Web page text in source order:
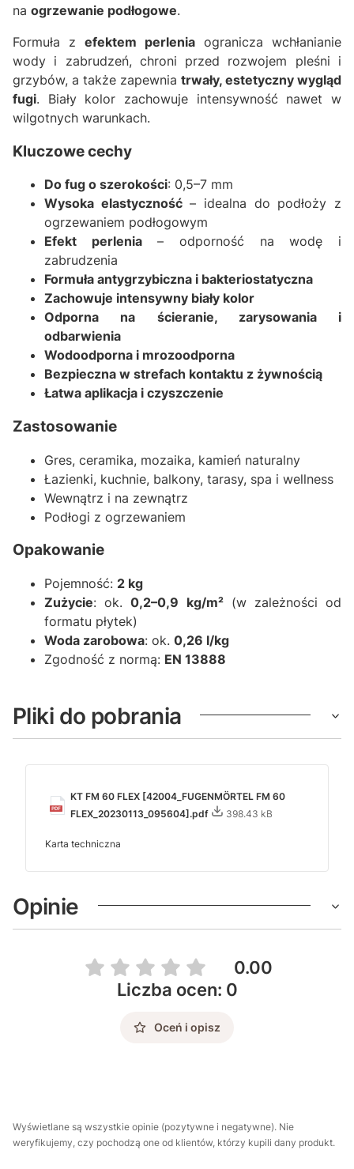
na ogrzewanie podłogowe.
Formuła z efektem perlenia ogranicza wchłanianie
wody i zabrudzeń, chroni przed rozwojem pleśni i
grzybów, a także zapewnia trwały, estetyczny wygląd
fugi. Biały kolor zachowuje intensywność nawet w
wilgotnych warunkach.
Kluczowe cechy
Do fug o szerokości: 0,5–7 mm
Wysoka elastyczność– idealna do podłoży z
ogrzewaniem podłogowym
Efekt perlenia– odporność na wodę i
zabrudzenia
Formuła antygrzybiczna i bakteriostatyczna
Zachowuje intensywny biały kolor
Odporna na ścieranie, zarysowania i
odbarwienia
Wodoodporna i mrozoodporna
Bezpieczna w strefach kontaktu z żywnością
Łatwa aplikacja i czyszczenie
Zastosowanie
Gres, ceramika, mozaika, kamień naturalny
Łazienki, kuchnie, balkony, tarasy, spa i wellness
Wewnątrz i na zewnątrz
Podłogi z ogrzewaniem
Opakowanie
Pojemność: 2 kg
Zużycie: ok.0,2–0,9 kg/m²(w zależności od
formatu płytek)
Woda zarobowa: ok. 0,26 l/kg
Zgodność z normą: EN 13888
Pliki do pobrania
KT FM 60 FLEX [42004_FUGENMÖRTEL FM 60
FLEX_20230113_095604].pdf
398.43 kB
Karta techniczna
Opinie
0.00
Liczba ocen: 0
Oceń i opisz
Wyświetlane są wszystkie opinie (pozytywne i negatywne). Nie
weryfikujemy, czy pochodzą one od klientów, którzy kupili dany produkt.